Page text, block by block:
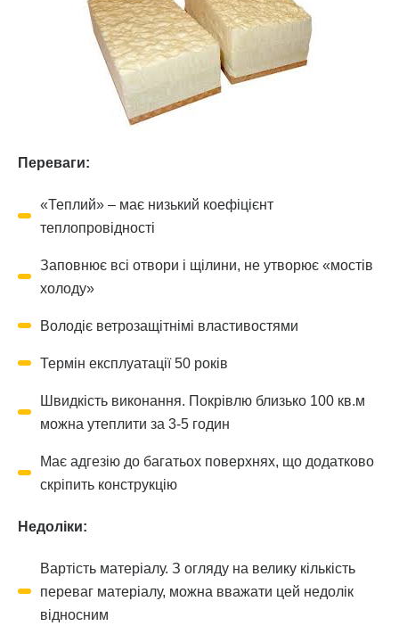
Переваги:
«Теплий» – має низький коефіцієнт
теплопровідності
Заповнює всі отвори і щілини, не утворює «мостів
холоду»
Володіє ветрозащітнімі властивостями
Термін експлуатації 50 років
Швидкість виконання. Покрівлю близько 100 кв.м
можна утеплити за 3-5 годин
Має адгезію до багатьох поверхнях, що додатково
скріпить конструкцію
Недоліки:
Вартість матеріалу. З огляду на велику кількість
переваг матеріалу, можна вважати цей недолік
відносним